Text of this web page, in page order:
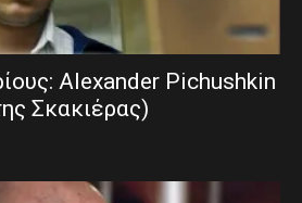
Alexander Pichushkin
Σκακιέρας)